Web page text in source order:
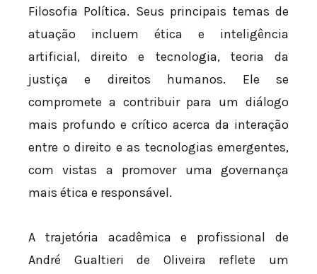
Filosofia Política. Seus principais temas de
atuação incluem ética e inteligência
artificial, direito e tecnologia, teoria da
justiça e direitos humanos. Ele se
compromete a contribuir para um diálogo
mais profundo e crítico acerca da interação
entre o direito e as tecnologias emergentes,
com vistas a promover uma governança
mais ética e responsável.
A trajetória acadêmica e profissional de
André Gualtieri de Oliveira reflete um